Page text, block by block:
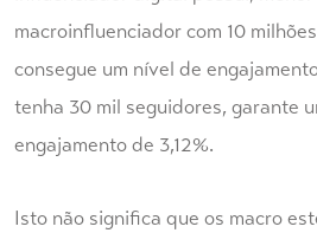
macroinfluenciador com 10
consegue um nível de
tenha 30 mil seguidores, garante
engajamento de 3,12%.
Isto não significa que os macro